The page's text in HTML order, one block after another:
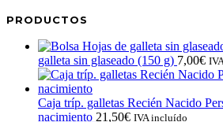
PRODUCTOS
galleta sin glaseado (150 g) 7,00€
Caja tríp. galletas Recién Nacido
nacimiento 21,50€ IVA incluído